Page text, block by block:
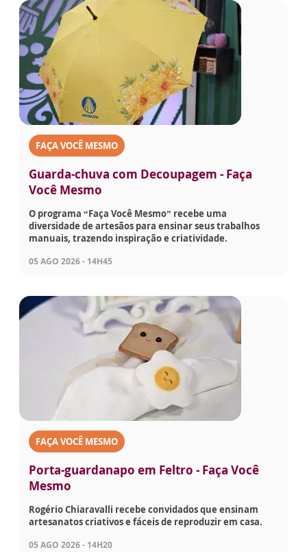
FAÇA VOCÊ MESMO
Guarda-chuva com Decoupagem - Faça
Você Mesmo
O programa “Faça Você Mesmo” recebe uma
diversidade de artesãos para ensinar seus trabalhos
manuais, trazendo inspiração e criatividade.
05 AGO 2026 - 14H45
FAÇA VOCÊ MESMO
Porta-guardanapo em Feltro - Faça Você
Mesmo
Rogério Chiaravalli recebe convidados que ensinam
artesanatos criativos e fáceis de reproduzir em casa.
05 AGO 2026 - 14H20